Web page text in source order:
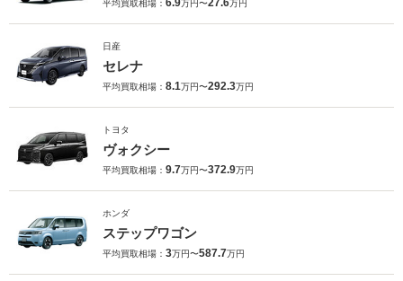
平均買取相場： 6.9万円〜27.6万円
日産
セレナ
平均買取相場： 8.1万円〜292.3万円
トヨタ
ヴォクシー
平均買取相場： 9.7万円〜372.9万円
ホンダ
ステップワゴン
平均買取相場： 3万円〜587.7万円